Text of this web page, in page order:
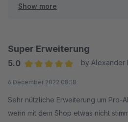
Ich konnte den Fehler, in welchen
2.1.0 inkl. Backport zu den 1.x Versionen (Shopware 6.4)
hier im Store veröffentlichst.
die Konfiguration "Active" für
auch ein Sentry DSN hinterlegt
benötigt wird.
Show more
Super Erweiterung
5.0
by Alexander
6 December 2022 08:18
Sehr nützliche Erweiterung um Pro-
wenn mit dem Shop etwas nicht